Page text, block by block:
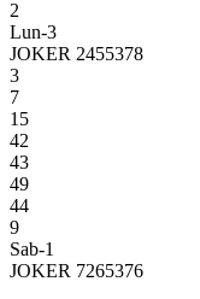
2
Lun-3
JOKER 2455378
3
7
15
42
43
49
44
9
Sab-1
JOKER 7265376